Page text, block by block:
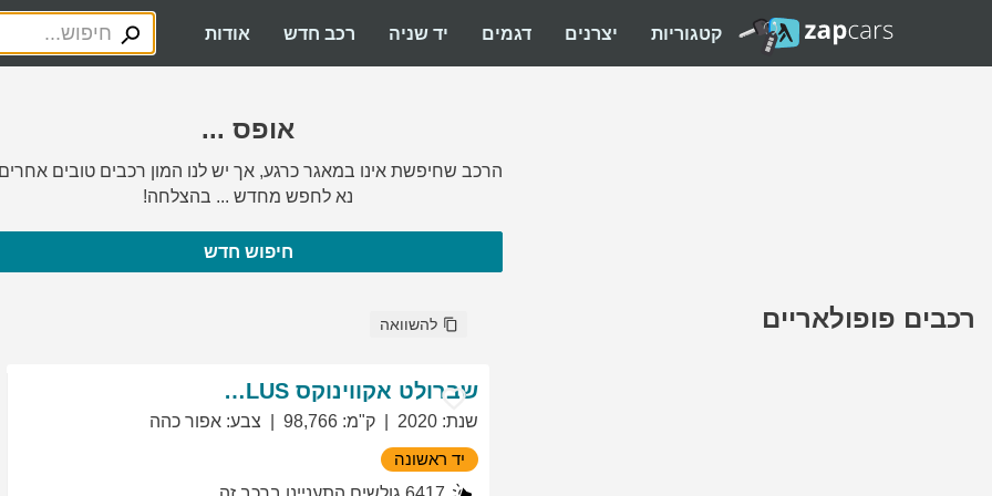
קטגוריות יצרנים דגמים יד שניה רכב חדש אודות
אופס ...
הרכב שחיפשת אינו במאגר כרגע, אך יש לנו המון רכבים טובים
נא לחפש מחדש ... בהצלחה!
חיפוש חדש
רכבים פופולאריים להשוואה
שברולט אקווינוקס LT PLUS
שנת:
2020 ק"מ:
98,766 צבע: אפור כהה
יד ראשונה